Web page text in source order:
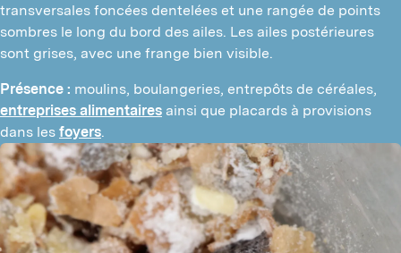
transversales foncées dentelées et une rangée de points
sombres le long du bord des ailes. Les ailes postérieures
sont grises, avec une frange bien visible.
Présence :
entreprises alimentaires ainsi que placards à provisions
dans les foyers.